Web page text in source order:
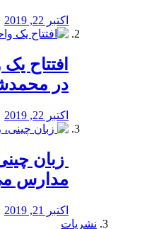
اکتبر 22, 2019
افتتاح
در
اکتبر 22, 2019
زبان
مدارس
اکتبر 21, 2019
نشریات